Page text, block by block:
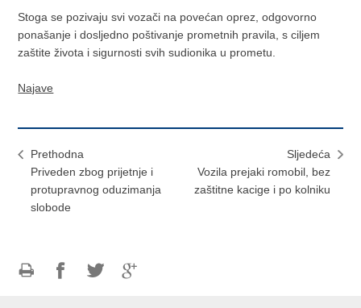
Stoga se pozivaju svi vozači na povećan oprez, odgovorno
ponašanje i dosljedno poštivanje prometnih pravila, s ciljem
zaštite života i sigurnosti svih sudionika u prometu.
Najave
Prethodna
Priveden zbog prijetnje i
protupravnog oduzimanja
slobode
Sljedeća
Vozila prejaki romobil, bez
zaštitne kacige i po kolniku